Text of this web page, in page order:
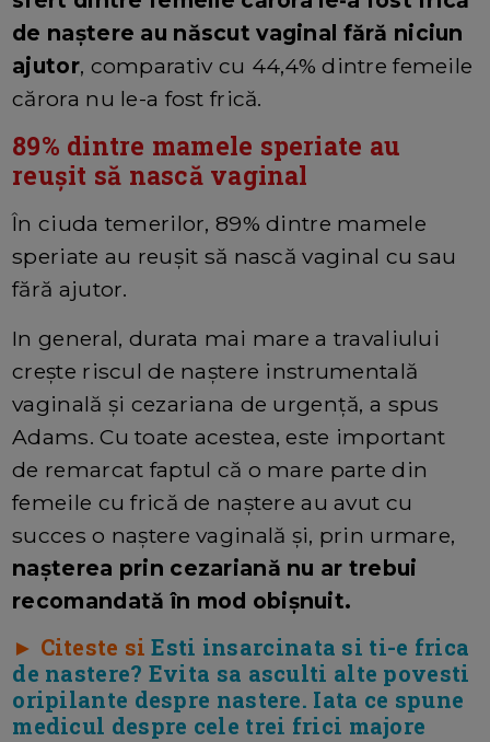
de naștere au născut vaginal fără niciun
ajutor, comparativ cu 44,4% dintre femeile
cărora nu le-a fost frică.
89% dintre mamele speriate au
reușit să nască vaginal
În ciuda temerilor, 89% dintre mamele
speriate au reușit să nască vaginal cu sau
fără ajutor.
In general, durata mai mare a travaliului
crește riscul de naștere instrumentală
vaginală și cezariana de urgență, a spus
Adams. Cu toate acestea, este important
de remarcat faptul că o mare parte din
femeile cu frică de naștere au avut cu
succes o naștere vaginală și, prin urmare,
nașterea prin cezariană nu ar trebui
recomandată în mod obișnuit.
► Citeste si Esti insarcinata si ti-e frica
de nastere? Evita sa asculti alte povesti
oripilante despre nastere. Iata ce spune
medicul despre cele trei frici majore